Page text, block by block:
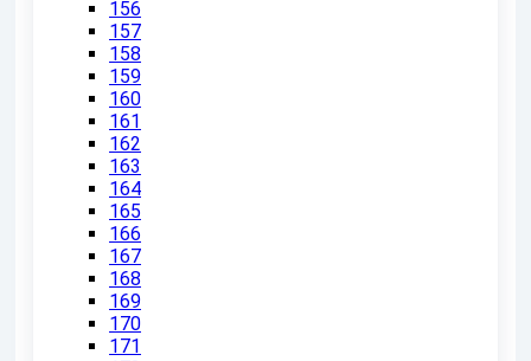
156
157
158
159
160
161
162
163
164
165
166
167
168
169
170
171